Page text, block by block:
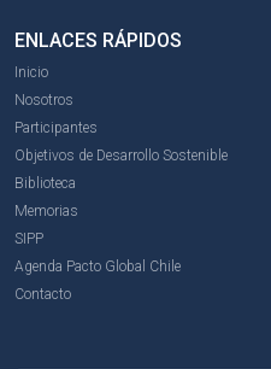
ENLACES RÁPIDOS
Inicio
Nosotros
Participantes
Objetivos de Desarrollo Sostenible
Biblioteca
Memorias
SIPP
Agenda Pacto Global Chile
Contacto